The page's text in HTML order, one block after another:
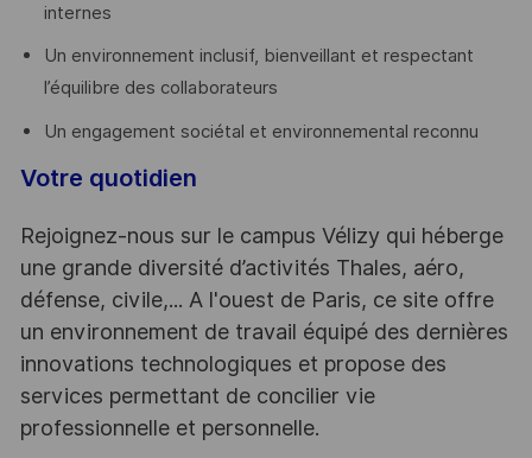
internes
Un environnement inclusif, bienveillant et respectant
l’équilibre des collaborateurs
Un engagement sociétal et environnemental reconnu
Votre quotidien
Rejoignez-nous sur le campus Vélizy qui héberge
une grande diversité d’activités Thales, aéro,
défense, civile,... A l'ouest de Paris, ce site offre
un environnement de travail équipé des dernières
innovations technologiques et propose des
services permettant de concilier vie
professionnelle et personnelle.